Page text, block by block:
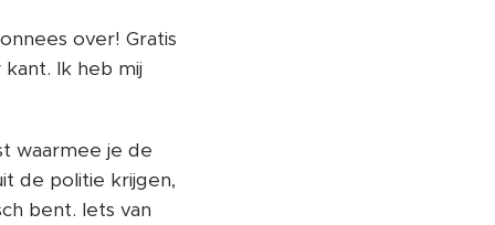
over! Gratis
Ik heb mij
waarmee je de
de politie krijgen,
bent. Iets van